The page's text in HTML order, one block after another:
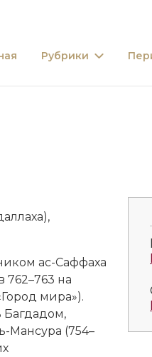
Рубрики
ас-Саффаха
762–763 на
мира»).
Багдадом,
Мансура (754–